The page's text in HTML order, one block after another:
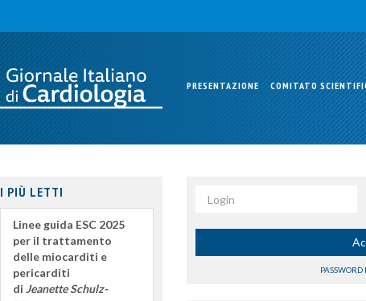
PRESENTAZIONE COMITATO
PASSWORD
I PIÙ LETTI
Linee guida ESC 2025
per il trattamento
delle miocarditi e
pericarditi
di Jeanette Schulz-